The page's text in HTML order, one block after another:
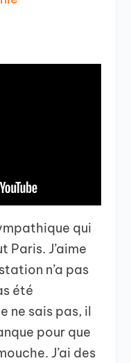
qui
Paris. J’aime
n’a pas
été
ne sais pas, il
pour que
J’ai des